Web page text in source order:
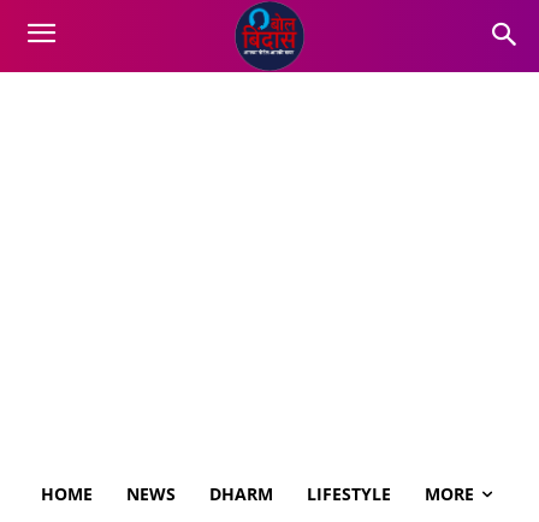
HOME NEWS DHARM LIFESTYLE MORE